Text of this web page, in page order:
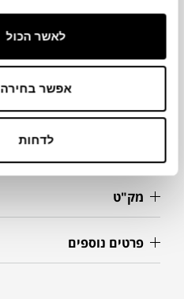
לאשר הכול
אפשר בחירה
לדחות
מותג
מידות
מק"ט
פרטים נוספים